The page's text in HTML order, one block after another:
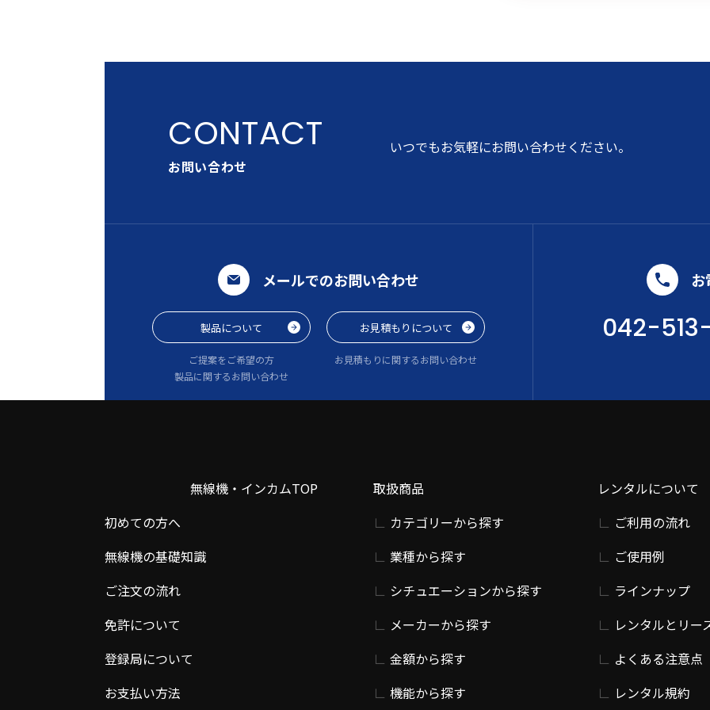
お問い合わせ
いつでもお気軽にお問い合わせください。
メールでのお問い合わせ
製品について
ご提案をご希望の方
製品に関するお問い合わせ
お見積もりについて
お見積もりに関するお問い合わせ
お
042-
無線機・インカムTOP
初めての方へ
無線機の基礎知識
ご注文の流れ
免許について
登録局について
お支払い方法
取扱商品
カテゴリーから探す
業種から探す
シチュエーションから探す
メーカーから探す
金額から探す
機能から探す
レンタルについて
ご利用の流れ
ご使用例
ラインナップ
レンタルとリー
よくある注意点
レンタル規約